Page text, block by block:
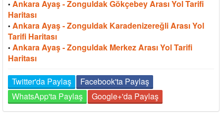
• Ankara Ayaş - Zonguldak Gökçebey Arası Yol Tarifi
Haritası
• Ankara Ayaş - Zonguldak Karadenizereğli Arası Yol
Tarifi Haritası
• Ankara Ayaş - Zonguldak Merkez Arası Yol Tarifi
Haritası
Twitter'da Paylaş
Facebook'ta Paylaş
WhatsApp'ta Paylaş
Google+'da Paylaş